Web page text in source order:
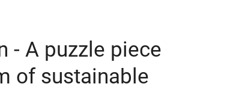
- A puzzle piece
of sustainable